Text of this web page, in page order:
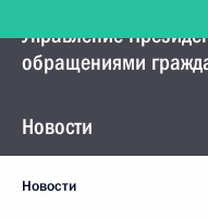
Управление
обращениями
Новости
Новости